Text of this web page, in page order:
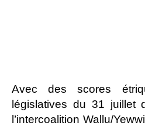
Avec des scores
législatives du 31 juillet
l’intercoalition Wallu/